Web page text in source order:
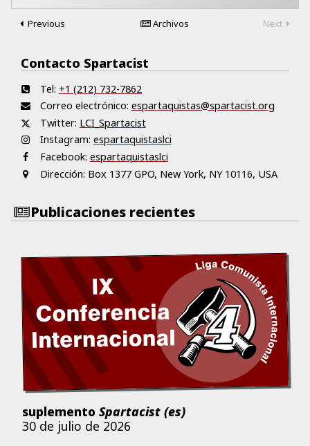
Previous Archivos Next
Contacto Spartacist
Tel: +1 (212) 732-7862
Correo electrónico: espartaquistas@spartacist.org
Twitter: LCI_Spartacist
Instagram: espartaquistaslci
Facebook: espartaquistaslci
Dirección: Box 1377 GPO, New York, NY 10116, USA
Publicaciones recientes
suplemento Spartacist (es)
30 de julio de 2026